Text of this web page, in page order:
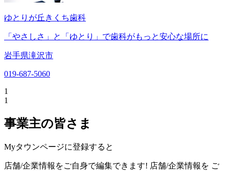
ゆとりが丘きくち歯科
「やさしさ」と「ゆとり」で歯科がもっと安心な場所に
岩手県滝沢市
019-687-5060
1
1
事業主の皆さま
Myタウンページに登録すると
店舗/企業情報をご自身で編集できます! 店舗/企業情報を ご